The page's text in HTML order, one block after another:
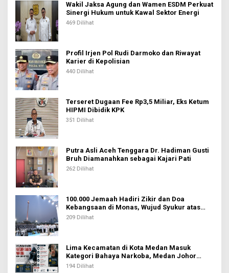
p
o
s
Wakil Jaksa Agung dan Wamen ESDM Perkuat
Sinergi Hukum untuk Kawal Sektor Energi
469 Dilihat
Profil Irjen Pol Rudi Darmoko dan Riwayat
Karier di Kepolisian
440 Dilihat
Terseret Dugaan Fee Rp3,5 Miliar, Eks Ketum
HIPMI Dibidik KPK
351 Dilihat
Putra Asli Aceh Tenggara Dr. Hadiman Gusti
Bruh Diamanahkan sebagai Kajari Pati
262 Dilihat
100.000 Jemaah Hadiri Zikir dan Doa
Kebangsaan di Monas, Wujud Syukur atas
Kemerdekaan Indonesia
209 Dilihat
Lima Kecamatan di Kota Medan Masuk
Kategori Bahaya Narkoba, Medan Johor
Tertinggi
194 Dilihat